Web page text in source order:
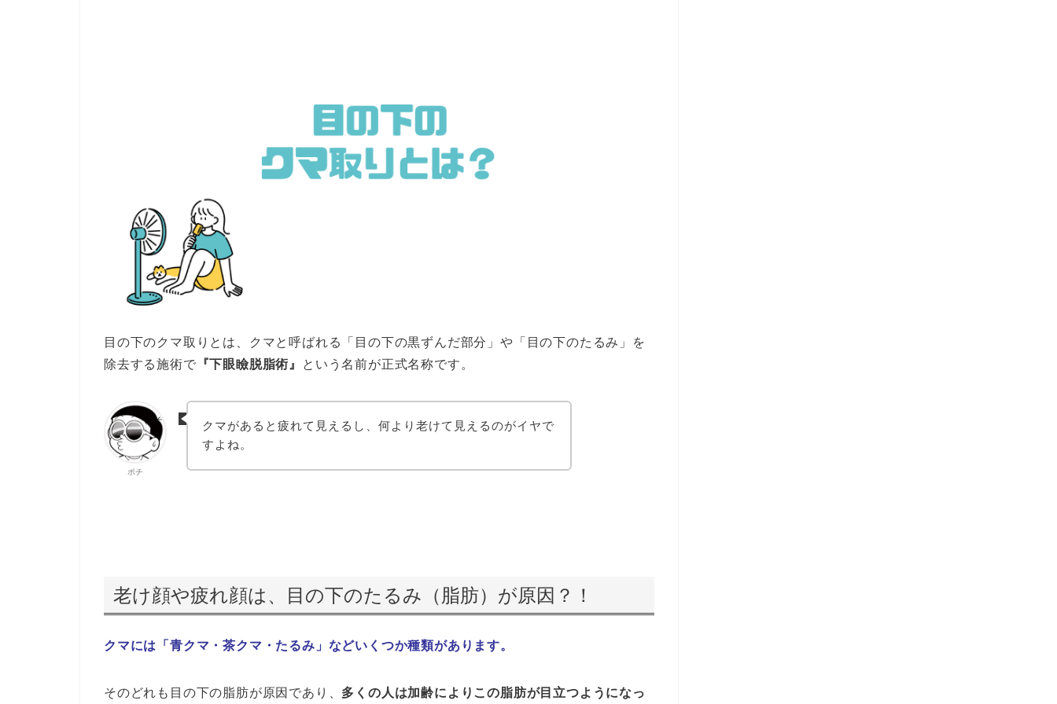
目の下のクマ取りとは、クマと呼ばれる「目の下の黒ずんだ部分」や「目の下のたるみ」を
除去する施術で 『下眼瞼脱脂術』 という名前が正式名称です。
ポチ
クマがあると疲れて見えるし、何より老けて見えるのがイヤで
すよね。
老け顔や疲れ顔は、目の下のたるみ（脂肪）が原因？！
クマには「青クマ・茶クマ・たるみ」などいくつか種類があります。
そのどれも目の下の脂肪が原因であり、 多くの人は加齢によりこの脂肪が目立つようになっ